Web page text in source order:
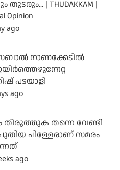
തുടരും... | THUDAKKAM |
Opinion
ago
നാണക്കേടിൽ
പടയാളി
ago
തിരുത്തുക തന്നെ വേണ്ടി
പിള്ളേരാണ് സമരം
ago